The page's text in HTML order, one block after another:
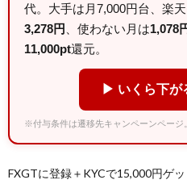
代。大手は月7,000円台、楽
3,278円
、使わない月は1,078
11,000pt還元。
▶ いくら下が
※付与条件は遷移先キャンペーンページ
FXGTに登録＋KYCで15,000円ゲ